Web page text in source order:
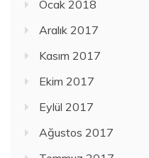
Ocak 2018
Aralık 2017
Kasım 2017
Ekim 2017
Eylül 2017
Ağustos 2017